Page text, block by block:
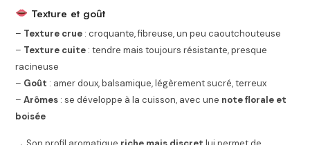
Texture et goût
– Texture crue : croquante, fibreuse, un peu caoutchouteuse
– Texture cuite : tendre mais toujours résistante, presque
racineuse
– Goût : amer doux, balsamique, légèrement sucré, terreux
–Arômes : se développe à la cuisson, avec une note florale et
boisée